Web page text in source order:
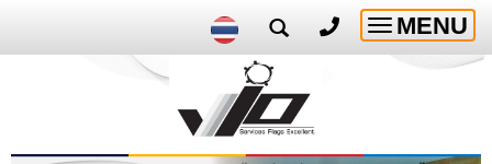
Toggle
MENU